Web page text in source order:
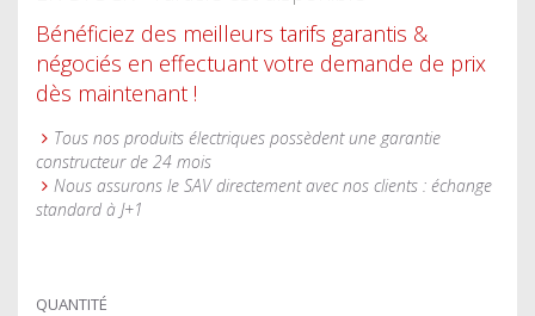
Bénéficiez des meilleurs tarifs garantis &
négociés en effectuant votre demande de prix
dès maintenant !
Tous nos produits électriques possèdent une garantie
constructeur de 24 mois
Nous assurons le SAV directement avec nos clients : échange
standard à J+1
QUANTITÉ